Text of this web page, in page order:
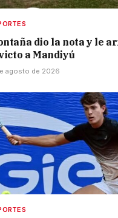
dio la nota y le
a Mandiyú
agosto de 2026